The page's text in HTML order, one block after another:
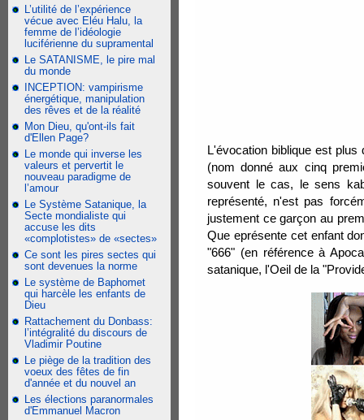
L’utilité de l’expérience
vécue avec Eléu Halu, la
femme de l’idéologie
luciférienne du supramental
Le SATANISME, le pire mal
du monde
INCEPTION: vampirisme
énergétique, manipulation
des rêves et de la réalité
Mon Dieu, qu'ont-ils fait
d'Ellen Page?
Le monde qui inverse les
valeurs et pervertit le
nouveau paradigme de
l’amour
Le Système Satanique, la
Secte mondialiste qui
accuse les dits
«complotistes» de «sectes»
Ce sont les pires sectes qui
sont devenues la norme
Le système de Baphomet
qui harcèle les enfants de
Dieu
Rattachement du Donbass:
l’intégralité du discours de
Vladimir Poutine
Le piège de la tradition des
voeux des fêtes de fin
d'année et du nouvel an
Les élections paranormales
d'Emmanuel Macron
L'évocation biblique est
(nom donné aux cinq
souvent le cas, le sens
représenté, n'est pas
justement ce garçon au
Que eprésente cet enfant
"666" (en référence à
satanique, l'Oeil de la